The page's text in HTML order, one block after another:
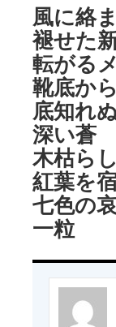
風に絡
褪せた
転がる
靴底か
底知れ
深い蒼
木枯ら
紅葉を
七色の
一粒